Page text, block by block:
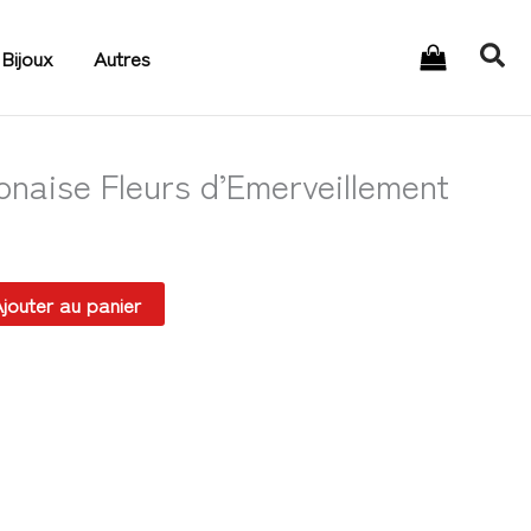
Bijoux Autres
Fleurs d’Emerveillement
au panier